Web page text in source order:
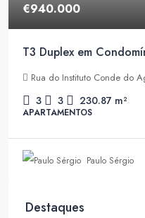
€940.000
T3 Duplex em
Rua do Instituto Conde do
3 3 230.87 m²
APARTAMENTOS
Paulo Sérgio
Destaques